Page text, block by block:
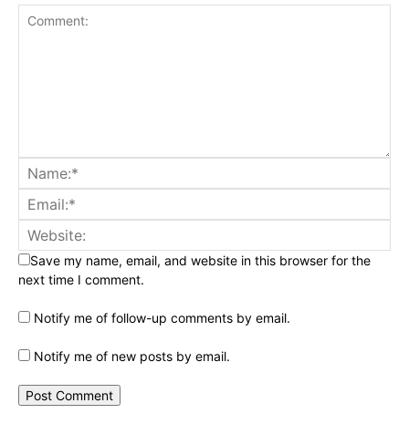
Save my name, email, and website in this browser for the
next time I comment.
Notify me of follow-up comments by email.
Notify me of new posts by email.